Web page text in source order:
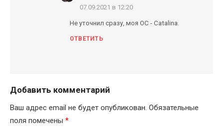
07.09.2021 в 12:20
Не уточнил сразу, моя ОС - Catalina.
ОТВЕТИТЬ
Добавить комментарий
Ваш адрес email не будет опубликован. Обязательные
поля помечены *